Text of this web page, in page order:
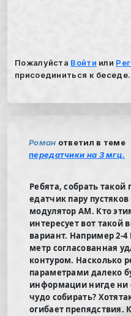
Пожалуйста Войти или
присоединиться к беседе.
Роман ответил в теме
передатчики на 3 мгц.
Ребята, собрать такой
едатчик пару пустяков
модулятор АМ. Кто
интересует вот
вариант. Например 2-
метр согласованная
контуром. Насколько
параметрами далеко
информации нигде ни
чудо собирать?
огибает препядствия.